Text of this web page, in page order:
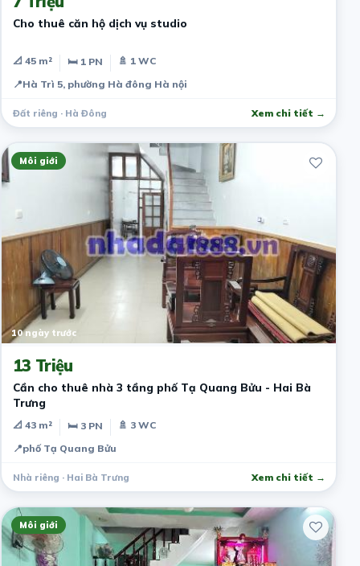
Cho thuê căn hộ dịch vụ studio
📐 45 m² 🛏 1 PN
🚿 1 WC
📍Hà Trì 5, phường Hà đông Hà nội
Đất riêng · Hà Đông Xem chi tiết →
Môi giới
10 ngày trước
13 Triệu
Cần cho thuê nhà 3 tầng phố Tạ Quang Bửu - Hai Bà
Trưng
📐 43 m² 🛏 3 PN
🚿 3 WC
📍phố Tạ Quang Bửu
Nhà riêng · Hai Bà Trưng Xem chi tiết →
Môi giới